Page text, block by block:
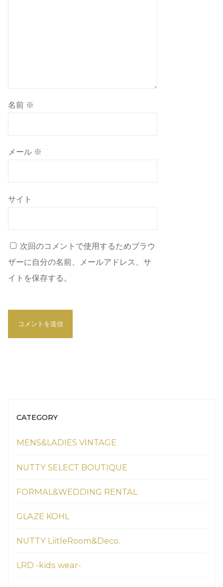
名前 ※
メール ※
サイト
次回のコメントで使用するためブラウ
ザーに自分の名前、メールアドレス、サ
イトを保存する。
CATEGORY
MENS&LADIES VINTAGE
NUTTY SELECT BOUTIQUE
FORMAL&WEDDING RENTAL
GLAZE KOHL
NUTTY LiitleRoom&Deco.
LRD -kids wear-